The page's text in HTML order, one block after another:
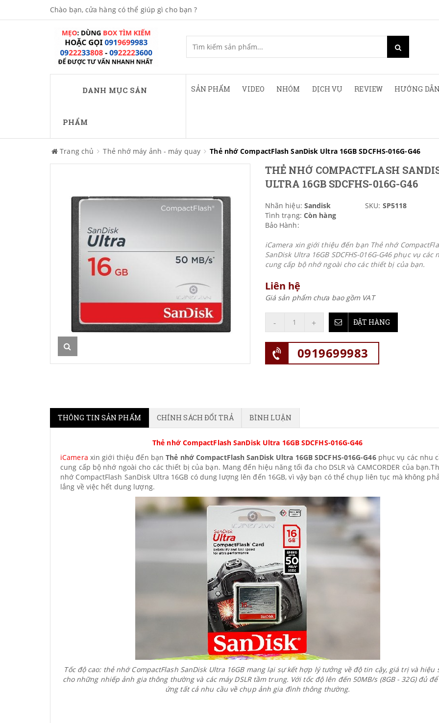
Chào bạn, cửa hàng có thể giúp gì cho bạn ?
DANH MỤC SẢN
PHẨM
SẢN PHẨM VIDEO NHÓM DỊCH VỤ REVIEW HƯỚNG
Trang chủ Thẻ nhớ máy ảnh - máy quay Thẻ nhớ CompactFlash SanDisk Ultra 16GB SDCFHS-016G-G46
THẺ NHỚ COMPACTFLASH
ULTRA 16GB SDCFHS-016G-G46
Nhãn hiệu: Sandisk SKU: SP5118
Tình trạng: Còn hàng
Bảo Hành:
iCamera xin giới thiệu đến bạn Thẻ nhớ
SanDisk Ultra 16GB SDCFHS-016G-G46 phục vụ các
cung cấp bộ nhớ ngoài cho các thiết bị của bạn.
Liên hệ
Giá sản phẩm chưa bao gồm VAT
- + ĐẶT HÀNG
0919699983
THÔNG TIN SẢN PHẨM CHÍNH SÁCH ĐỔI TRẢ BÌNH LUẬN
Thẻ nhớ CompactFlash SanDisk Ultra 16GB SDCFHS-016G-G46
iCamera xin giới thiệu đến bạnThẻ nhớ CompactFlash SanDisk Ultra 16GB SDCFHS-016G-G46 phục vụ các nhu
cung cấp bộ nhớ ngoài cho các thiết bị của bạn. Mang đến hiệu năng tối đa cho DSLR và CAMCORDER của bạn.
nhớ CompactFlash SanDisk Ultra 16GB có dung lượng lên đến 16GB, vì vậy bạn có thể chụp liên tục mà không
lắng về việc hết dung lượng.
Tốc độ cao:thẻ nhớ CompactFlash SanDisk Ultra 16GB mang lại sự kết hợp lý tưởng về độ tin cậy, giá trị và hiệu
cho những nhiếp ảnh gia thông thường và các máy DSLR tầm trung. Với tốc độ lên đến 50MB/s (8GB - 32G) đủ
ứng tất cả nhu cầu về chụp ảnh gia đình thông thường.